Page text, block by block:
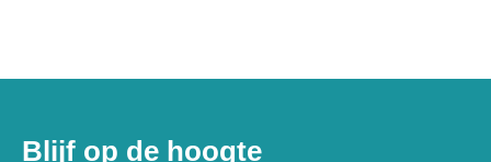
Blijf op de hoogte